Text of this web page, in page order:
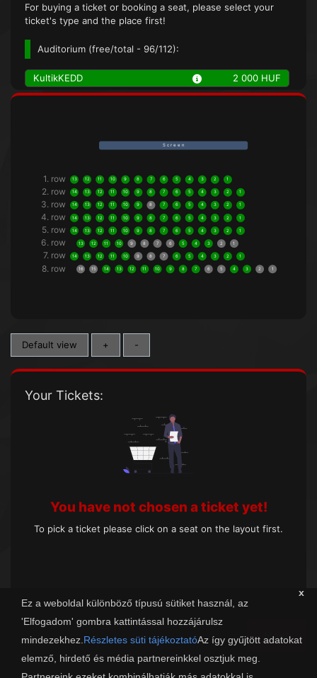
x
Ez a weboldal különböző típusú sütiket használ, az
'Elfogadom' gombra kattintással hozzájárulsz
mindezekhez. Részletes süti tájékoztatóAz így gyűjtött adatokat
elemző, hirdető és média partnereinkkel osztjuk meg.
For buying a ticket or booking a seat, please select your
ticket's type and the place first!
Auditorium (free/total - 96/112):
KultikKEDD 2 000 HUF
S c r e e n
1. row 13 12 11 10 9 8 7 6 5 4 3 2 1
2. row 14 13 12 11 10 9 8 7 6 5 4 3 2 1
3. row 14 13 12 11 10 9 8 7 6 5 4 3 2 1
4. row 14 13 12 11 10 9 8 7 6 5 4 3 2 1
5. row 14 13 12 11 10 9 8 7 6 5 4 3 2 1
6. row 13 12 11 10 9 8 7 6 5 4 3 2 1
7. row 14 13 12 11 10 9 8 7 6 5 4 3 2 1
8. row 16 15 14 13 12 11 10 9 8 7 6 5 4 3 2 1
Default view + -
Your Tickets:
You have not chosen a ticket yet!
To pick a ticket please click on a seat on the layout first.
Next